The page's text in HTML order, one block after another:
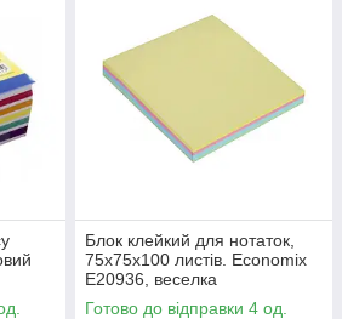
Блок клейкий для нотаток,
75х75х100 листів. Economix
Е20936, веселка
Готово до відправки 4 од.